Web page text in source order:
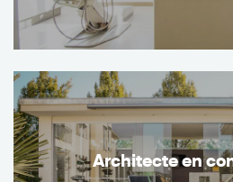
Architecte en